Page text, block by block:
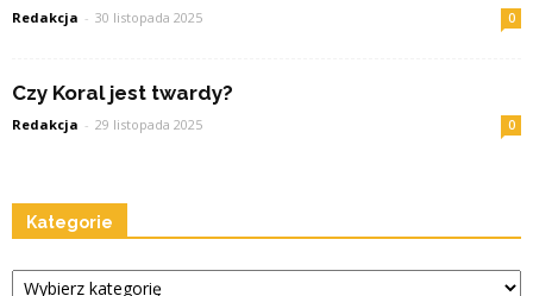
Redakcja - 30 listopada 2025 0
Czy Koral jest twardy?
Redakcja - 29 listopada 2025 0
Kategorie
Kategorie